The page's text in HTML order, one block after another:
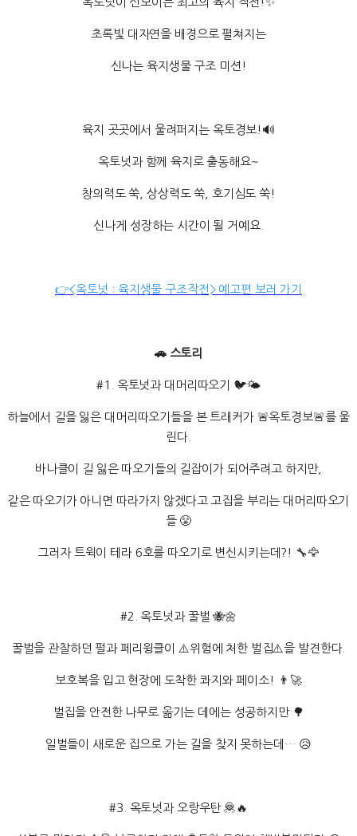
초록빛 대자연을 배경으로 펼쳐지는
신나는 육지생물 구조 미션!
육지 곳곳에서 울려퍼지는 옥토경보!🔊
옥토넛과 함께 육지로 출동해요~
창의력도 쑥, 상상력도 쑥, 호기심도 쑥!
신나게 성장하는 시간이 될 거예요.
👉<옥토넛 : 육지생물 구조작전> 예고편 보러 가기
🚗 스토리
#1. 옥토넛과 대머리따오기 🐦🌤️
하늘에서 길을 잃은 대머리따오기들을 본 트래커가 🚨옥토경보🚨를 울
린다.
바나클이 길 잃은 따오기들의 길잡이가 되어주려고 하지만,
같은 따오기가 아니면 따라가지 않겠다고 고집을 부리는 대머리따오기
들 😤
그러자 트윅이 테라 6호를 따오기로 변신시키는데?! 🔧🦅
#2. 옥토넛과 꿀벌 🐝🌼
꿀벌을 관찰하던 펄과 페리윙클이 ⚠️위험에 처한 벌집⚠️을 발견한다.
보호복을 입고 현장에 도착한 콰지와 페이소! 👨‍🚀
벌집을 안전한 나무로 옮기는 데에는 성공하지만 🌳
일벌들이 새로운 집으로 가는 길을 찾지 못하는데… 😥
#3. 옥토넛과 오랑우탄 🦧🔥